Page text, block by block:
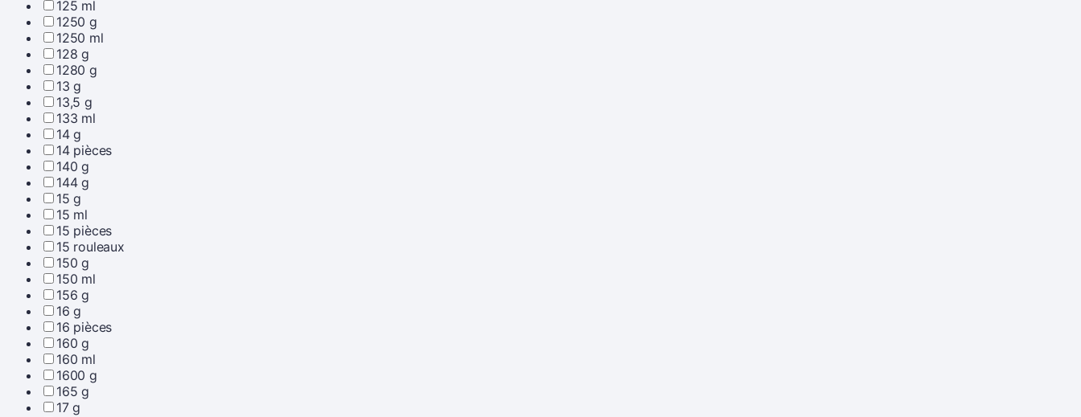
125 ml
1250 g
1250 ml
128 g
1280 g
13 g
13,5 g
133 ml
14 g
14 pièces
140 g
144 g
15 g
15 ml
15 pièces
15 rouleaux
150 g
150 ml
156 g
16 g
16 pièces
160 g
160 ml
1600 g
165 g
17 g